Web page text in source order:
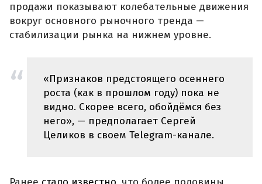
продажи показывают колебательные движения
вокруг основного рыночного тренда —
стабилизации рынка на нижнем уровне.
«Признаков предстоящего осеннего
роста (как в прошлом году) пока не
видно. Скорее всего, обойдёмся без
него», — предполагает Сергей
Целиков в своем Telegram-канале.